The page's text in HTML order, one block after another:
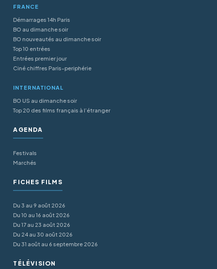
FRANCE
Démarrages 14h Paris
BO au dimanche soir
BO nouveautés au dimanche soir
Top 10 entrées
Entrées premier jour
Ciné chiffres Paris-periphérie
INTERNATIONAL
BO US au dimanche soir
Top 20 des films français à l’étranger
AGENDA
Festivals
Marchés
FICHES FILMS
Du 3 au 9 août 2026
Du 10 au 16 août 2026
Du 17 au 23 août 2026
Du 24 au 30 août 2026
Du 31 août au 6 septembre 2026
TÉLÉVISION